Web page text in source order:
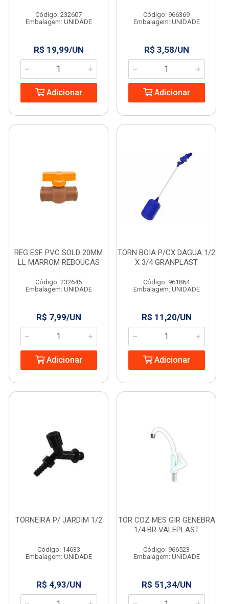
Código: 232607
Embalagem: UNIDADE
R$ 19,99/UN
Adicionar
Código: 966369
Embalagem: UNIDADE
R$ 3,58/UN
Adicionar
REG ESF PVC SOLD 20MM
LL MARROM REBOUCAS
Código: 232645
Embalagem: UNIDADE
R$ 7,99/UN
Adicionar
TORN BOIA P/CX DAGUA 1/2
X 3/4 GRANPLAST
Código: 961864
Embalagem: UNIDADE
R$ 11,20/UN
Adicionar
TORNEIRA P/ JARDIM 1/2
Código: 14633
Embalagem: UNIDADE
R$ 4,93/UN
TOR COZ MES GIR GENEBRA
1/4 BR VALEPLAST
Código: 966523
Embalagem: UNIDADE
R$ 51,34/UN